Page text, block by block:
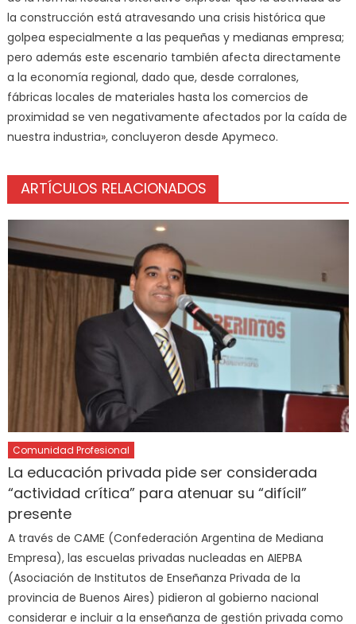
la construcción está atravesando una crisis histórica que
golpea especialmente a las pequeñas y medianas empresa;
pero además este escenario también afecta directamente
a la economía regional, dado que, desde corralones,
fábricas locales de materiales hasta los comercios de
proximidad se ven negativamente afectados por la caída de
nuestra industria», concluyeron desde Apymeco.
ARTÍCULOS RELACIONADOS
Comunidad Profesional
La educación privada pide ser considerada
“actividad crítica” para atenuar su “difícil”
presente
A través de CAME (Confederación Argentina de Mediana
Empresa), las escuelas privadas nucleadas en AIEPBA
(Asociación de Institutos de Enseñanza Privada de la
provincia de Buenos Aires) pidieron al gobierno nacional
considerar e incluir a la enseñanza de gestión privada como